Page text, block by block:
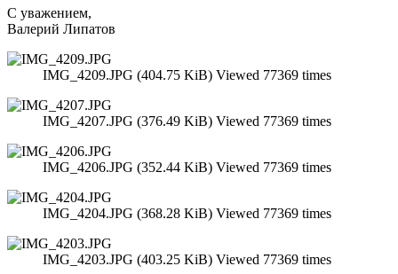
С уважением,
Валерий Липатов
IMG_4209.JPG (404.75 KiB) Viewed 77369 times
IMG_4207.JPG (376.49 KiB) Viewed 77369 times
IMG_4206.JPG (352.44 KiB) Viewed 77369 times
IMG_4204.JPG (368.28 KiB) Viewed 77369 times
IMG_4203.JPG (403.25 KiB) Viewed 77369 times